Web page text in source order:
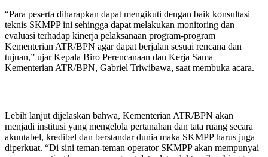
“Para peserta diharapkan dapat mengikuti dengan baik konsultasi
teknis SKMPP ini sehingga dapat melakukan monitoring dan
evaluasi terhadap kinerja pelaksanaan program-program
Kementerian ATR/BPN agar dapat berjalan sesuai rencana dan
tujuan,” ujar Kepala Biro Perencanaan dan Kerja Sama
Kementerian ATR/BPN, Gabriel Triwibawa, saat membuka acara.
Lebih lanjut dijelaskan bahwa, Kementerian ATR/BPN akan
menjadi institusi yang mengelola pertanahan dan tata ruang secara
akuntabel, kredibel dan berstandar dunia maka SKMPP harus juga
diperkuat. “Di sini teman-teman operator SKMPP akan mempunyai